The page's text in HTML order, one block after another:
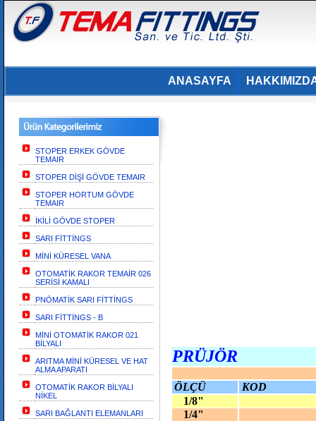
ANASAYFA
STOPER ERKEK GÖVDE
TEMAIR
STOPER DİŞİ GÖVDE TEMAIR
STOPER HORTUM GÖVDE
TEMAIR
İKİLİ GÖVDE STOPER
SARI FİTTİNGS
MİNİ KÜRESEL VANA
OTOMATİK RAKOR TEMAİR 026
SERİSİ KAMALI
PNÖMATİK SARI FİTTİNGS
SARI FİTTİNGS - B
MİNİ OTOMATİK RAKOR 021
BİLYALI
ARITMA MİNİ KÜRESEL VE HAT
ALMA APARATI
OTOMATİK RAKOR BİLYALI
NİKEL
SARI BAĞLANTI ELEMANLARI
PRÜJÖR
ÖLÇÜ
KOD
1/8"
1/4"